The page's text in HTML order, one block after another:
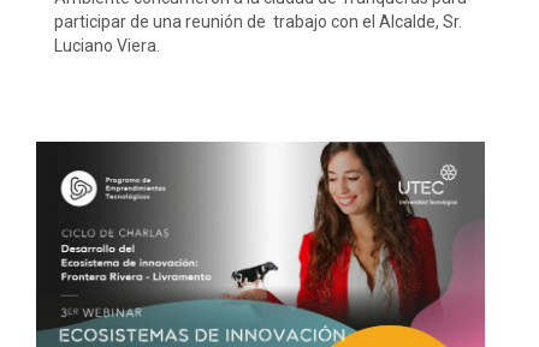
participar de una reunión de trabajo con el Alcalde, Sr.
Luciano Viera.